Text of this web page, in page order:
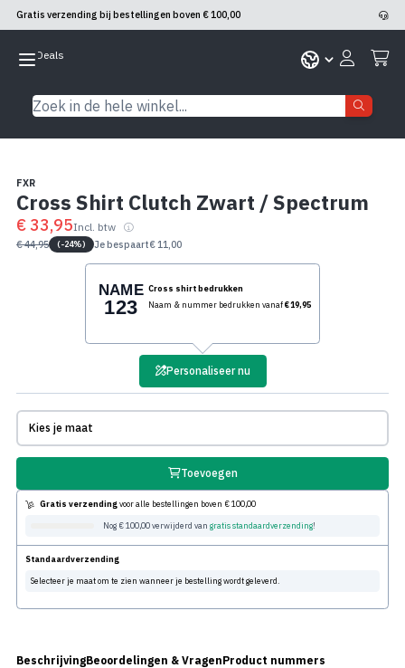
Gratis verzending bij bestellingen boven € 100,00
Zoek in de hele winkel...
BeschrijvingBeoordelingen & VragenProduct nummers
FXR
Cross Shirt Clutch Zwart / Spectrum
€ 33,95Incl. btw
€ 44,95 (-24%) Je bespaart€ 11,00
NAME
123
Cross shirt bedrukken
Naam & nummer bedrukken vanaf€19,95
Personaliseer nu
Kies je maat
Toevoegen
Gratis verzending voor alle bestellingen boven € 100,00
Nog € 100,00 verwijderd van gratis standaardverzending!
Standaardverzending
Selecteer je maat om te zien wanneer je bestelling wordt geleverd.